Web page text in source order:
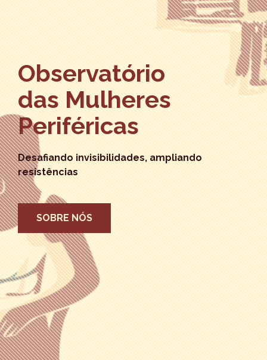
Observatório
das Mulheres
Periféricas
Desafiando invisibilidades, ampliando
resistências
SOBRE NÓS